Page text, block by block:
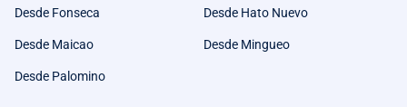
Desde Fonseca Desde Hato Nuevo
Desde Maicao Desde Mingueo
Desde Palomino